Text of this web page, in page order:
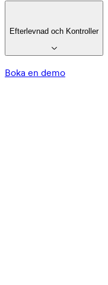
Efterlevnad och Kontroller
Boka en demo